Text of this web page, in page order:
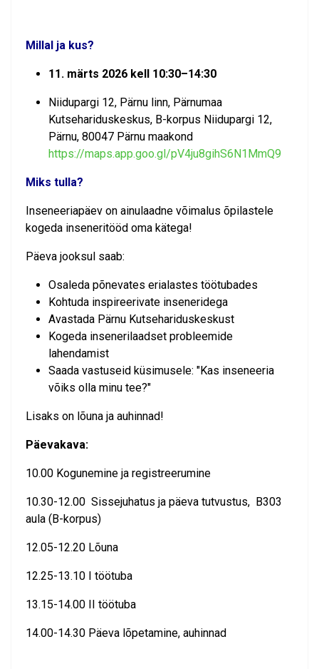
Millal ja kus?
11. märts 2026 kell 10:30–14:30
Niidupargi 12, Pärnu linn, Pärnumaa
Kutsehariduskeskus, B-korpus Niidupargi 12,
Pärnu, 80047 Pärnu maakond
https://maps.app.goo.gl/pV4ju8gihS6N1MmQ9
Miks tulla?
Inseneeriapäev on ainulaadne võimalus õpilastele
kogeda inseneritööd oma kätega!
Päeva jooksul saab:
Osaleda põnevates erialastes töötubades
Kohtuda inspireerivate inseneridega
Avastada Pärnu Kutsehariduskeskust
Kogeda insenerilaadset probleemide
lahendamist
Saada vastuseid küsimusele: "Kas inseneeria
võiks olla minu tee?"
Lisaks on lõuna ja auhinnad!
Päevakava:
10.00 Kogunemine ja registreerumine
10.30-12.00 Sissejuhatus ja päeva tutvustus, B303
aula (B-korpus)
12.05-12.20 Lõuna
12.25-13.10 I töötuba
13.15-14.00 II töötuba
14.00-14.30 Päeva lõpetamine, auhinnad